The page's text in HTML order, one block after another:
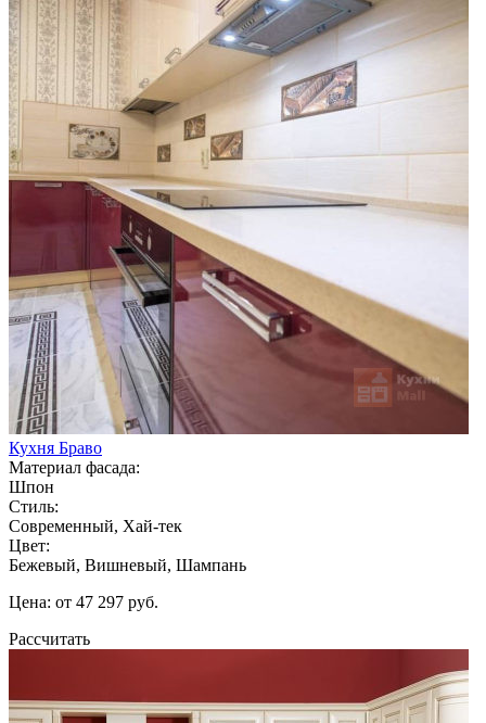
Кухня Браво
Материал фасада:
Шпон
Стиль:
Современный, Хай-тек
Цвет:
Бежевый, Вишневый, Шампань
Цена: от 47 297 руб.
Рассчитать